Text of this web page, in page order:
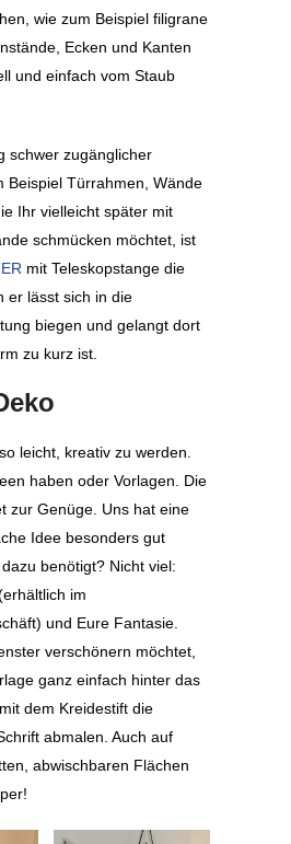
wie zum Beispiel filigrane
Ecken und Kanten
und einfach vom Staub
schwer zugänglicher
Beispiel Türrahmen, Wände
Ihr vielleicht später mit
schmücken möchtet, ist
mit Teleskopstange die
er lässt sich in die
biegen und gelangt dort
zu kurz ist.
leicht, kreativ zu werden.
haben oder Vorlagen. Die
zur Genüge. Uns hat eine
Idee besonders gut
benötigt? Nicht viel:
im
und Eure Fantasie.
verschönern möchtet,
ganz einfach hinter das
dem Kreidestift die
abmalen. Auch auf
abwischbaren Flächen